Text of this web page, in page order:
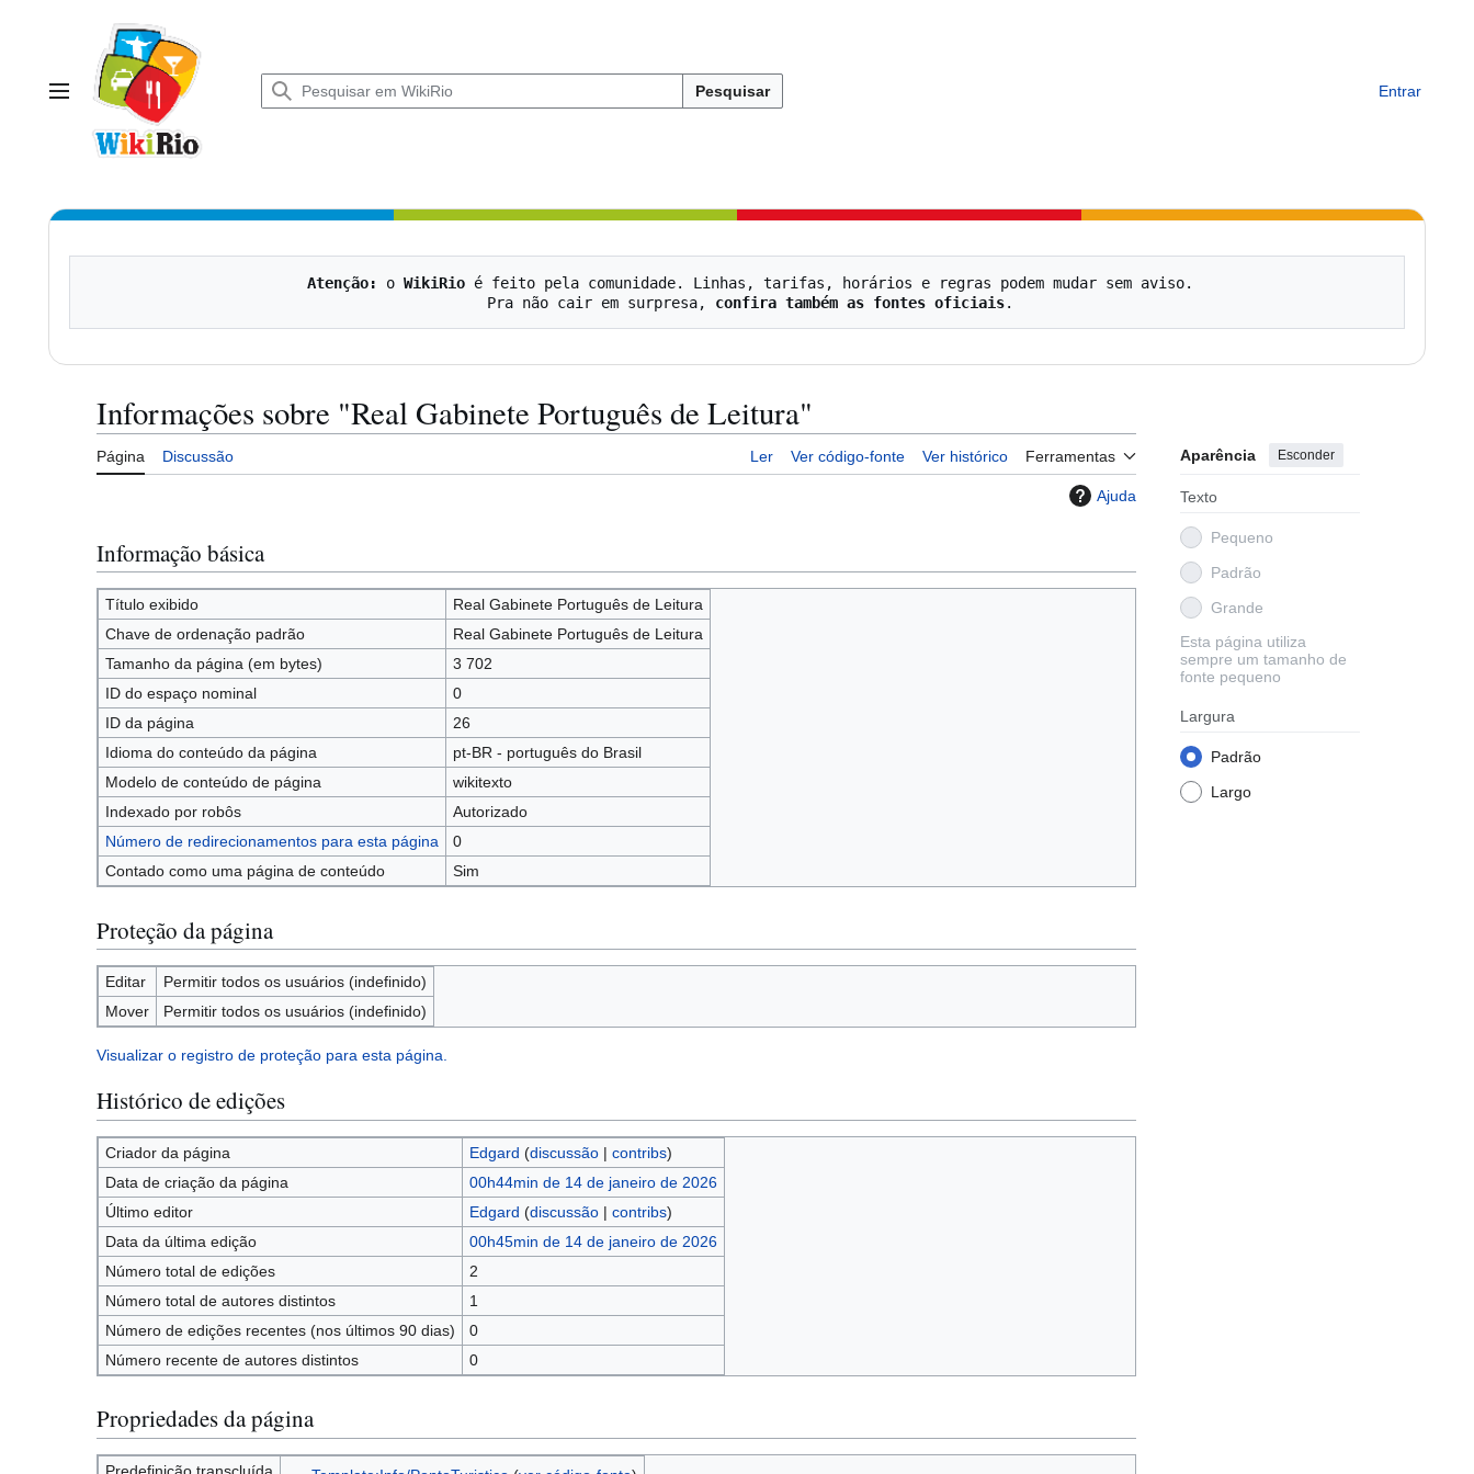
Menu principal Pesquisar Entrar
Atenção: o WikiRio é feito pela comunidade. Linhas, tarifas, horários e regras podem mudar sem aviso.
   Pra não cair em surpresa,
confira também as fontes oficiais
Informações sobre "Real Gabinete Português de Leitura"
Página Discussão Ler Ver código-fonte Ver histórico Ferramentas Aparência Esconder
Texto
Pequeno
Padrão
Grande
Esta página utiliza
sempre um tamanho de
fonte pequeno
Largura
Padrão
Largo
Ajuda
Informação básica
Título exibido
Real Gabinete Português de Leitura
Chave de ordenação padrão
Real Gabinete Português de Leitura
Tamanho da página (em bytes)
3 702
ID do espaço nominal
0
ID da página
26
Idioma do conteúdo da página
pt-BR - português do Brasil
Modelo de conteúdo de página
wikitexto
Indexado por robôs
Autorizado
Número de redirecionamentos para esta página
0
Contado como uma página de conteúdo
Sim
Proteção da página
Editar
Permitir todos os usuários (indefinido)
Mover
Permitir todos os usuários (indefinido)
Visualizar o registro de proteção para esta página.
Histórico de edições
Criador da página Edgard (discussão| contribs)
Data de criação da página
00h44min de 14 de janeiro de 2026
Último editor
Edgard (discussão| contribs)
Data da última edição
00h45min de 14 de janeiro de 2026
Número total de edições
2
Número total de autores distintos
1
Número de edições recentes (nos últimos 90 dias)
0
Número recente de autores distintos
0
Propriedades da página